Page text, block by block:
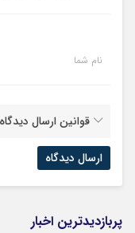
نام شما
قوانین ارسال دیدگاه
پربازدیدترین اخبار